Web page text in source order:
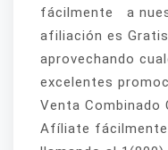
fácilmente a
afiliación es
aprovechando
excelentes
Venta Combinado
Afíliate